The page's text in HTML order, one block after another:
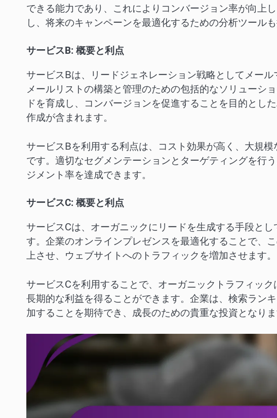
できる能力であり、これによりコンバージョン率が向上
し、将来のキャンペーンを最適化するための分析ツールも
サービスB: 概要と利点
サービスBは、リードジェネレーション戦略としてメー
メールリストの構築と管理のための包括的なソリューシ
ドを育成し、コンバージョンを促進することを目的とし
作成が含まれます。
サービスBを利用する利点は、コスト効果が高く、大規
です。適切なセグメンテーションとターゲティングを行
ジメント率を達成できます。
サービスC: 概要と利点
サービスCは、オーガニックにリードを生成する手段と
す。企業のオンラインプレゼンスを最適化することで、
上させ、ウェブサイトへのトラフィックを増加させます。
サービスCを利用することで、オーガニックトラフィック
長期的な利益を得ることができます。企業は、検索ラン
加することを期待でき、成長のための貴重な投資となりま